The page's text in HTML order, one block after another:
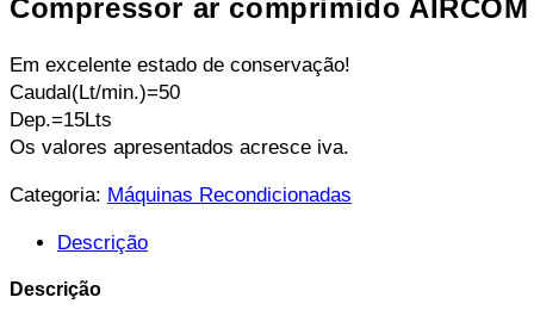
Compressor ar comprimido AIRCOM
Em excelente estado de conservação!
Caudal(Lt/min.)=50
Dep.=15Lts
Os valores apresentados acresce iva.
Categoria: Máquinas Recondicionadas
Descrição
Descrição